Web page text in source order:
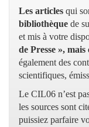
Les articles qui
bibliothèque de
et mis à votre
de Presse », mais
également des
scientifiques,
Le CIL06 n’est
les sources sont
puissiez parfaire